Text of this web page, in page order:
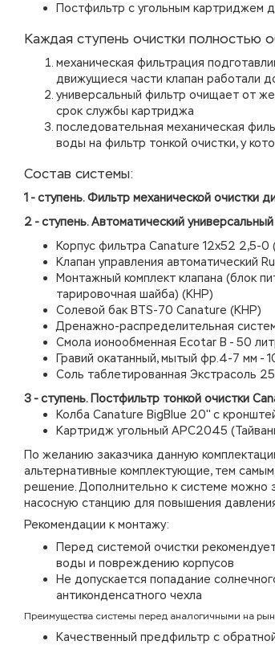
Постфильтр с угольным картриджем
Каждая ступень очистки полностью
механическая фильтрация
движущиеся части клапан работали
универсальный фильтр очищает от
срок службы картриджа
последовательная механическая
воды на фильтр тонкой очистки, у
Состав системы:
1 - ступень. Фильтр механической очистки
2 - ступень.Автоматический
Корпус фильтра Canature 12х52 2,5-0
Клапан управления автоматический
Монтажный комплект клапана (блок
тарировочная шайба) (КНР)
Солевой бак BTS-70 Canature (КНР)
Дренажно-распределительная
Смола ионообменная Ecotar B - 50
Гравий окатанный, мытый фр.4-7 мм -
Соль таблетированная Экстрасоль
3 - ступень. Постфильтр тонкой очистки
Колба Canature BigBlue 20'' с
Картридж угольный APC2045
По желанию заказчика данную
альтернативные комплектующие, тем
решение. Дополнительно к системе можно
насосную станцию для повышения
Рекомендации к монтажу:
Перед системой очистки
воды и повреждению корпусов
Не допускается попадание
антиконденсатного чехла
Преимущества системы перед аналогичными на
Качественный предфильтр с